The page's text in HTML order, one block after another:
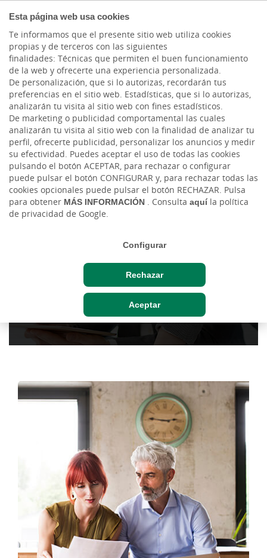
Esta página web usa cookies
Te informamos que el presente sitio web utiliza cookies
propias y de terceros con las siguientes
finalidades: Técnicas que permiten el buen funcionamiento
de la web y ofrecerte una experiencia personalizada.
De personalización, que si lo autorizas, recordarán tus
preferencias en el sitio web. Estadísticas, que si lo autorizas,
analizarán tu visita al sitio web con fines estadísticos.
De marketing o publicidad comportamental las cuales
analizarán tu visita al sitio web con la finalidad de analizar tu
perfil, ofrecerte publicidad, personalizar los anuncios y medir
su efectividad. Puedes aceptar el uso de todas las cookies
pulsando el botón ACEPTAR, para rechazar o configurar
puede pulsar el botón CONFIGURAR y, para rechazar todas las
cookies opcionales puede pulsar el botón RECHAZAR. Pulsa
para obtener MÁS INFORMACIÓN . Consulta aquíla política
de privacidad de Google.
Configurar
Rechazar
Aceptar
FINANCIACIÓN Y AVALES
Avales y Garantías
Garantía de solvencia para los proyectos de
tu empresa
Gestión ágil y sencilla de todos tus avales
tus obligaciones económicas y técnicas
Solicitar más información
¿TE AYUDAMOS?
Solicitar asesoramiento